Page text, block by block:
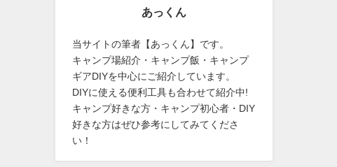
あっくん
当サイトの筆者【あっくん】です。
キャンプ場紹介・キャンプ飯・キャンプ
ギアDIYを中心にご紹介しています。
DIYに使える便利工具も合わせて紹介中!
キャンプ好きな方・キャンプ初心者・DIY
好きな方はぜひ参考にしてみてくださ
い！